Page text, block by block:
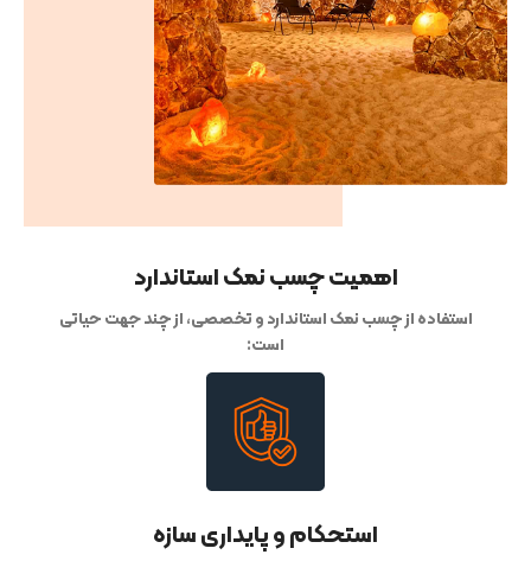
اهمیت چسب نمک استاندارد
استفاده از چسب نمک استاندارد و تخصصی، از چند جهت حیاتی
است:
استحکام و پایداری سازه